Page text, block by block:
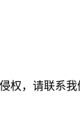
权，请联系